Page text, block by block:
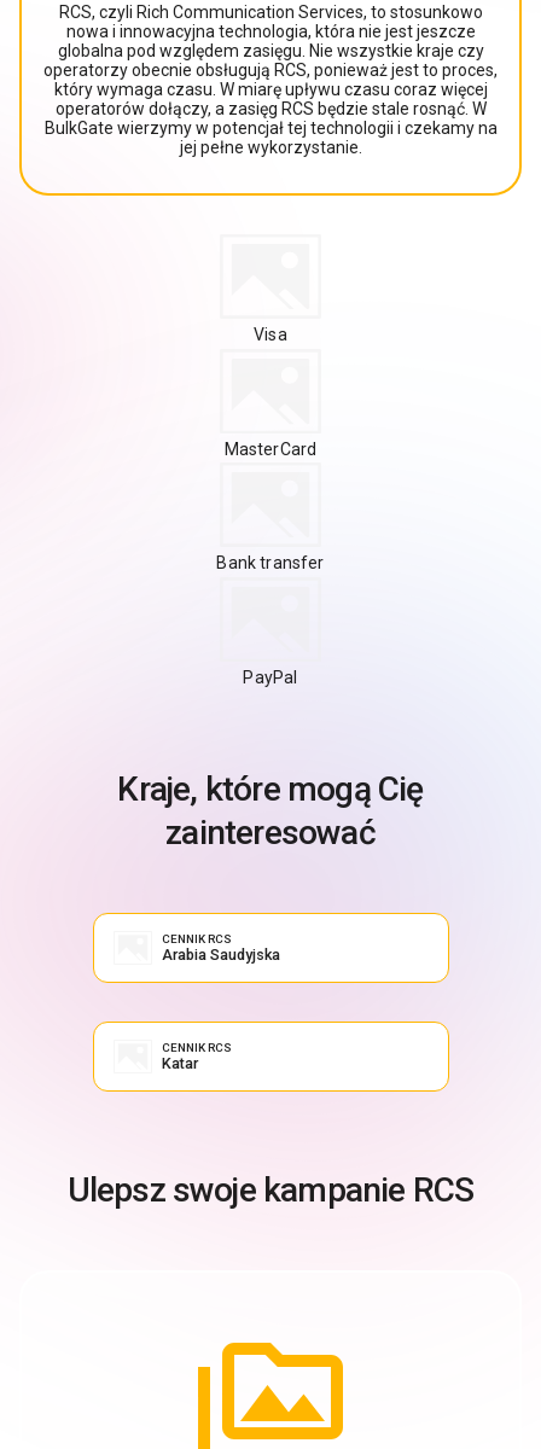
RCS, czyli Rich Communication Services, to stosunkowo
nowa i innowacyjna technologia, która nie jest jeszcze
globalna pod względem zasięgu. Nie wszystkie kraje czy
operatorzy obecnie obsługują RCS, ponieważ jest to proces,
który wymaga czasu. W miarę upływu czasu coraz więcej
operatorów dołączy, a zasięg RCS będzie stale rosnąć. W
BulkGate wierzymy w potencjał tej technologii i czekamy na
jej pełne wykorzystanie.
Visa
MasterCard
Bank transfer
PayPal
Kraje, które mogą Cię
zainteresować
CENNIK RCS
Arabia Saudyjska
CENNIK RCS
Katar
Ulepsz swoje kampanie RCS